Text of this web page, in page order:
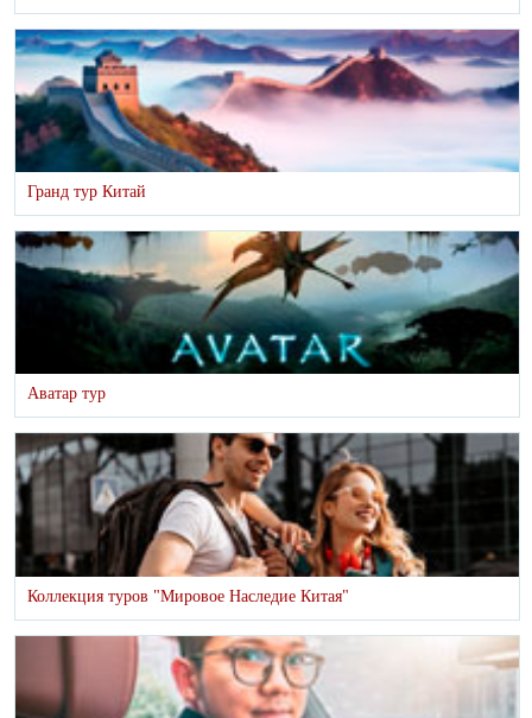
Гранд тур Китай
Аватар тур
Коллекция туров "Мировое Наследие Китая"